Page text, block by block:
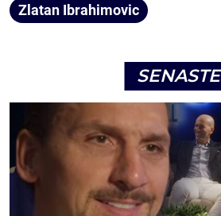
Zlatan Ibrahimovic
SENASTE